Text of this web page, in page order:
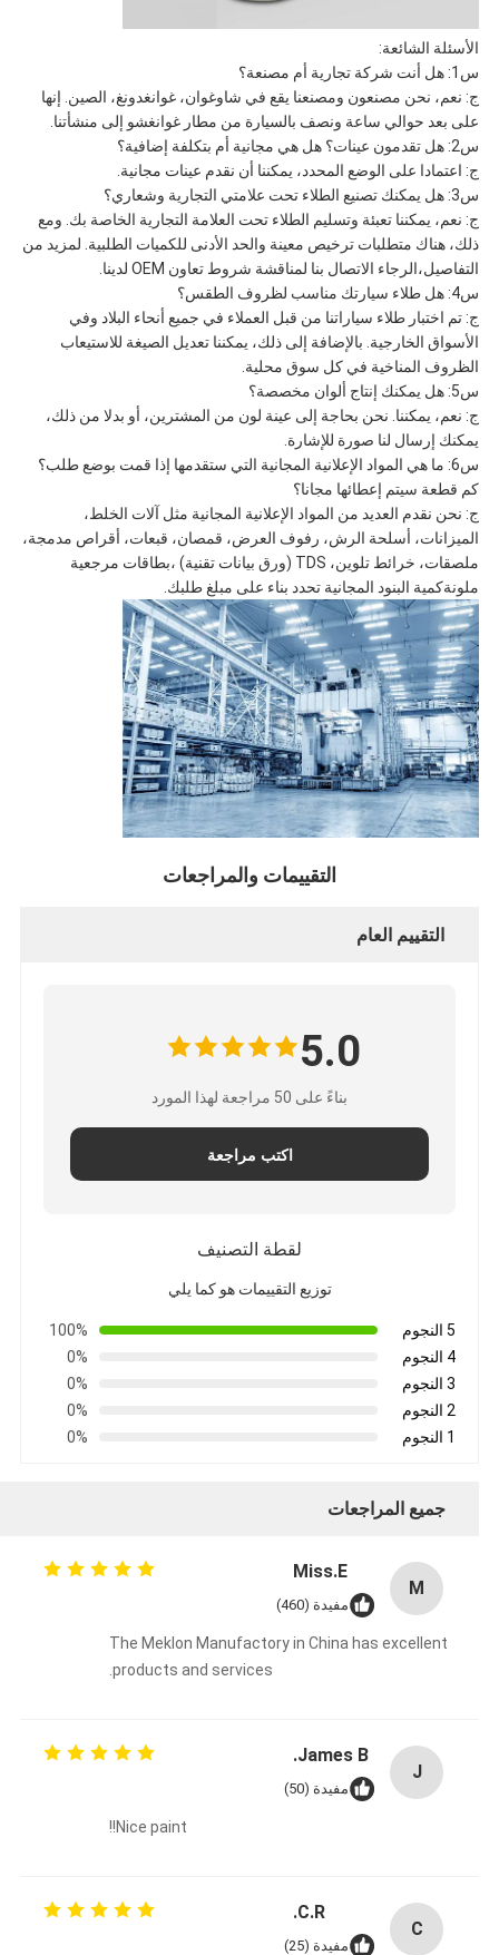
الأسئلة الشائعة:
س1: هل أنت شركة تجارية أم مصنعة؟
ج: نعم، نحن مصنعون ومصنعنا يقع في شاوغوان، غوانغدونغ، الصين. إنها
على بعد حوالي ساعة ونصف بالسيارة من مطار غوانغشو إلى منشأتنا.
س2: هل تقدمون عينات؟ هل هي مجانية أم بتكلفة إضافية؟
ج: اعتمادا على الوضع المحدد، يمكننا أن نقدم عينات مجانية.
س3: هل يمكنك تصنيع الطلاء تحت علامتي التجارية وشعاري؟
ج: نعم، يمكننا تعبئة وتسليم الطلاء تحت العلامة التجارية الخاصة بك. ومع
ذلك، هناك متطلبات ترخيص معينة والحد الأدنى للكميات الطلبية. لمزيد من
التفاصيل،الرجاء الاتصال بنا لمناقشة شروط تعاون OEM لدينا.
س4: هل طلاء سيارتك مناسب لظروف الطقس؟
ج: تم اختبار طلاء سياراتنا من قبل العملاء في جميع أنحاء البلاد وفي
الأسواق الخارجية. بالإضافة إلى ذلك، يمكننا تعديل الصيغة للاستيعاب
الظروف المناخية في كل سوق محلية.
س5: هل يمكنك إنتاج ألوان مخصصة؟
ج: نعم، يمكننا. نحن بحاجة إلى عينة لون من المشترين، أو بدلا من ذلك،
يمكنك إرسال لنا صورة للإشارة.
س6: ما هي المواد الإعلانية المجانية التي ستقدمها إذا قمت بوضع طلب؟
كم قطعة سيتم إعطائها مجانا؟
ج: نحن نقدم العديد من المواد الإعلانية المجانية مثل آلات الخلط،
الميزانات، أسلحة الرش، رفوف العرض، قمصان، قبعات، أقراص مدمجة،
ملصقات، خرائط تلوين، TDS (ورق بيانات تقنية) ،بطاقات مرجعية
ملونةكمية البنود المجانية تحدد بناء على مبلغ طلبك.
التقييمات والمراجعات
التقييم العام
5.0
بناءً على 50 مراجعة لهذا المورد
اكتب مراجعة
لقطة التصنيف
توزيع التقييمات هو كما يلي
5 النجوم
100%
4 النجوم
0%
3 النجوم
0%
2 النجوم
0%
1 النجوم
0%
جميع المراجعات
M
Miss.E
مفيدة (460)
The Meklon Manufactory in China has excellent
products and services.
J
James B.
مفيدة (50)
Nice paint!!
C
C.R.
مفيدة (25)